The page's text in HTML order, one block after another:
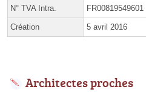
N° TVA Intra. FR00819549601
Création 5 avril 2016
Architectes proches